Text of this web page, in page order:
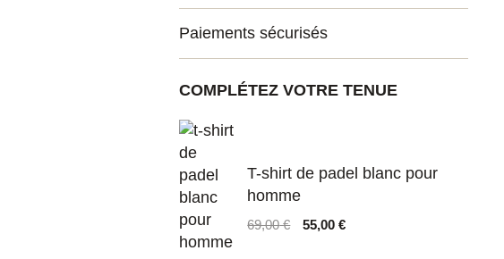
Paiements sécurisés
COMPLÉTEZ VOTRE TENUE
T-shirt de padel blanc pour
homme
69,00 €
Le
55,00 €Le